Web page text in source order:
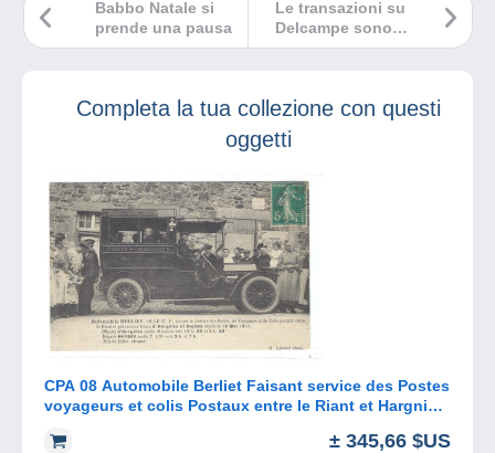
Le transazioni su
Delcampe sono
ora anonime
Babbo Natale si
prende una pausa
Completa la tua collezione con questi
oggetti
CPA 08 Automobile Berliet Faisant service des Postes
voyageurs et colis Postaux entre le Riant et Hargnies
± 345,66 $US